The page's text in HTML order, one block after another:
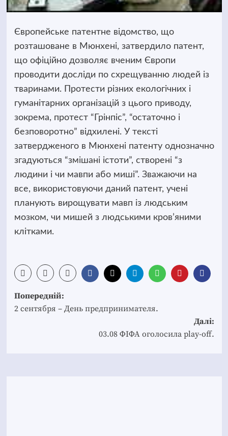
Європейське патентне відомство, що
розташоване в Мюнхені, затвердило патент,
що офіційно дозволяє вченим Європи
проводити досліди по схрещуванню людей із
тваринами. Протести різних екологічних і
гуманітарних організацій з цього приводу,
зокрема, протест “Грінпіс”, “остаточно і
безповоротно” відхилені. У тексті
затвердженого в Мюнхені патенту однозначно
згадуються “змішані істоти”, створені “з
людини і чи мавпи або миші”. Зважаючи на
все, використовуючи даний патент, учені
планують вирощувати мавп із людським
мозком, чи мишей з людськими кров’яними
клітками.
Post
navigation
Попередній:
2 сентября – День предпринимателя.
Далі:
03.08 ФІФА оголосила play-off.